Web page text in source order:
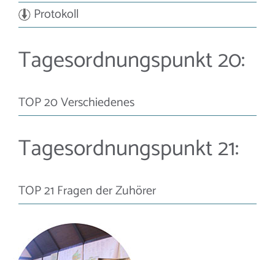
Protokoll
Tagesordnungspunkt 20:
TOP 20 Verschiedenes
Tagesordnungspunkt 21:
TOP 21 Fragen der Zuhörer